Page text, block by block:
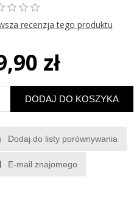
recenzja tego produktu
zł